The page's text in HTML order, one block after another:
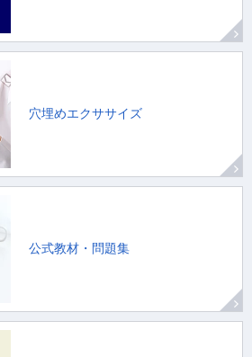
穴埋めエクササイズ
公式教材・問題集